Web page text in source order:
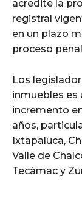
acredite la
registral
en un plazo
proceso
Los
inmuebles es
incremento
años,
Ixtapaluca,
Valle de
Tecámac y